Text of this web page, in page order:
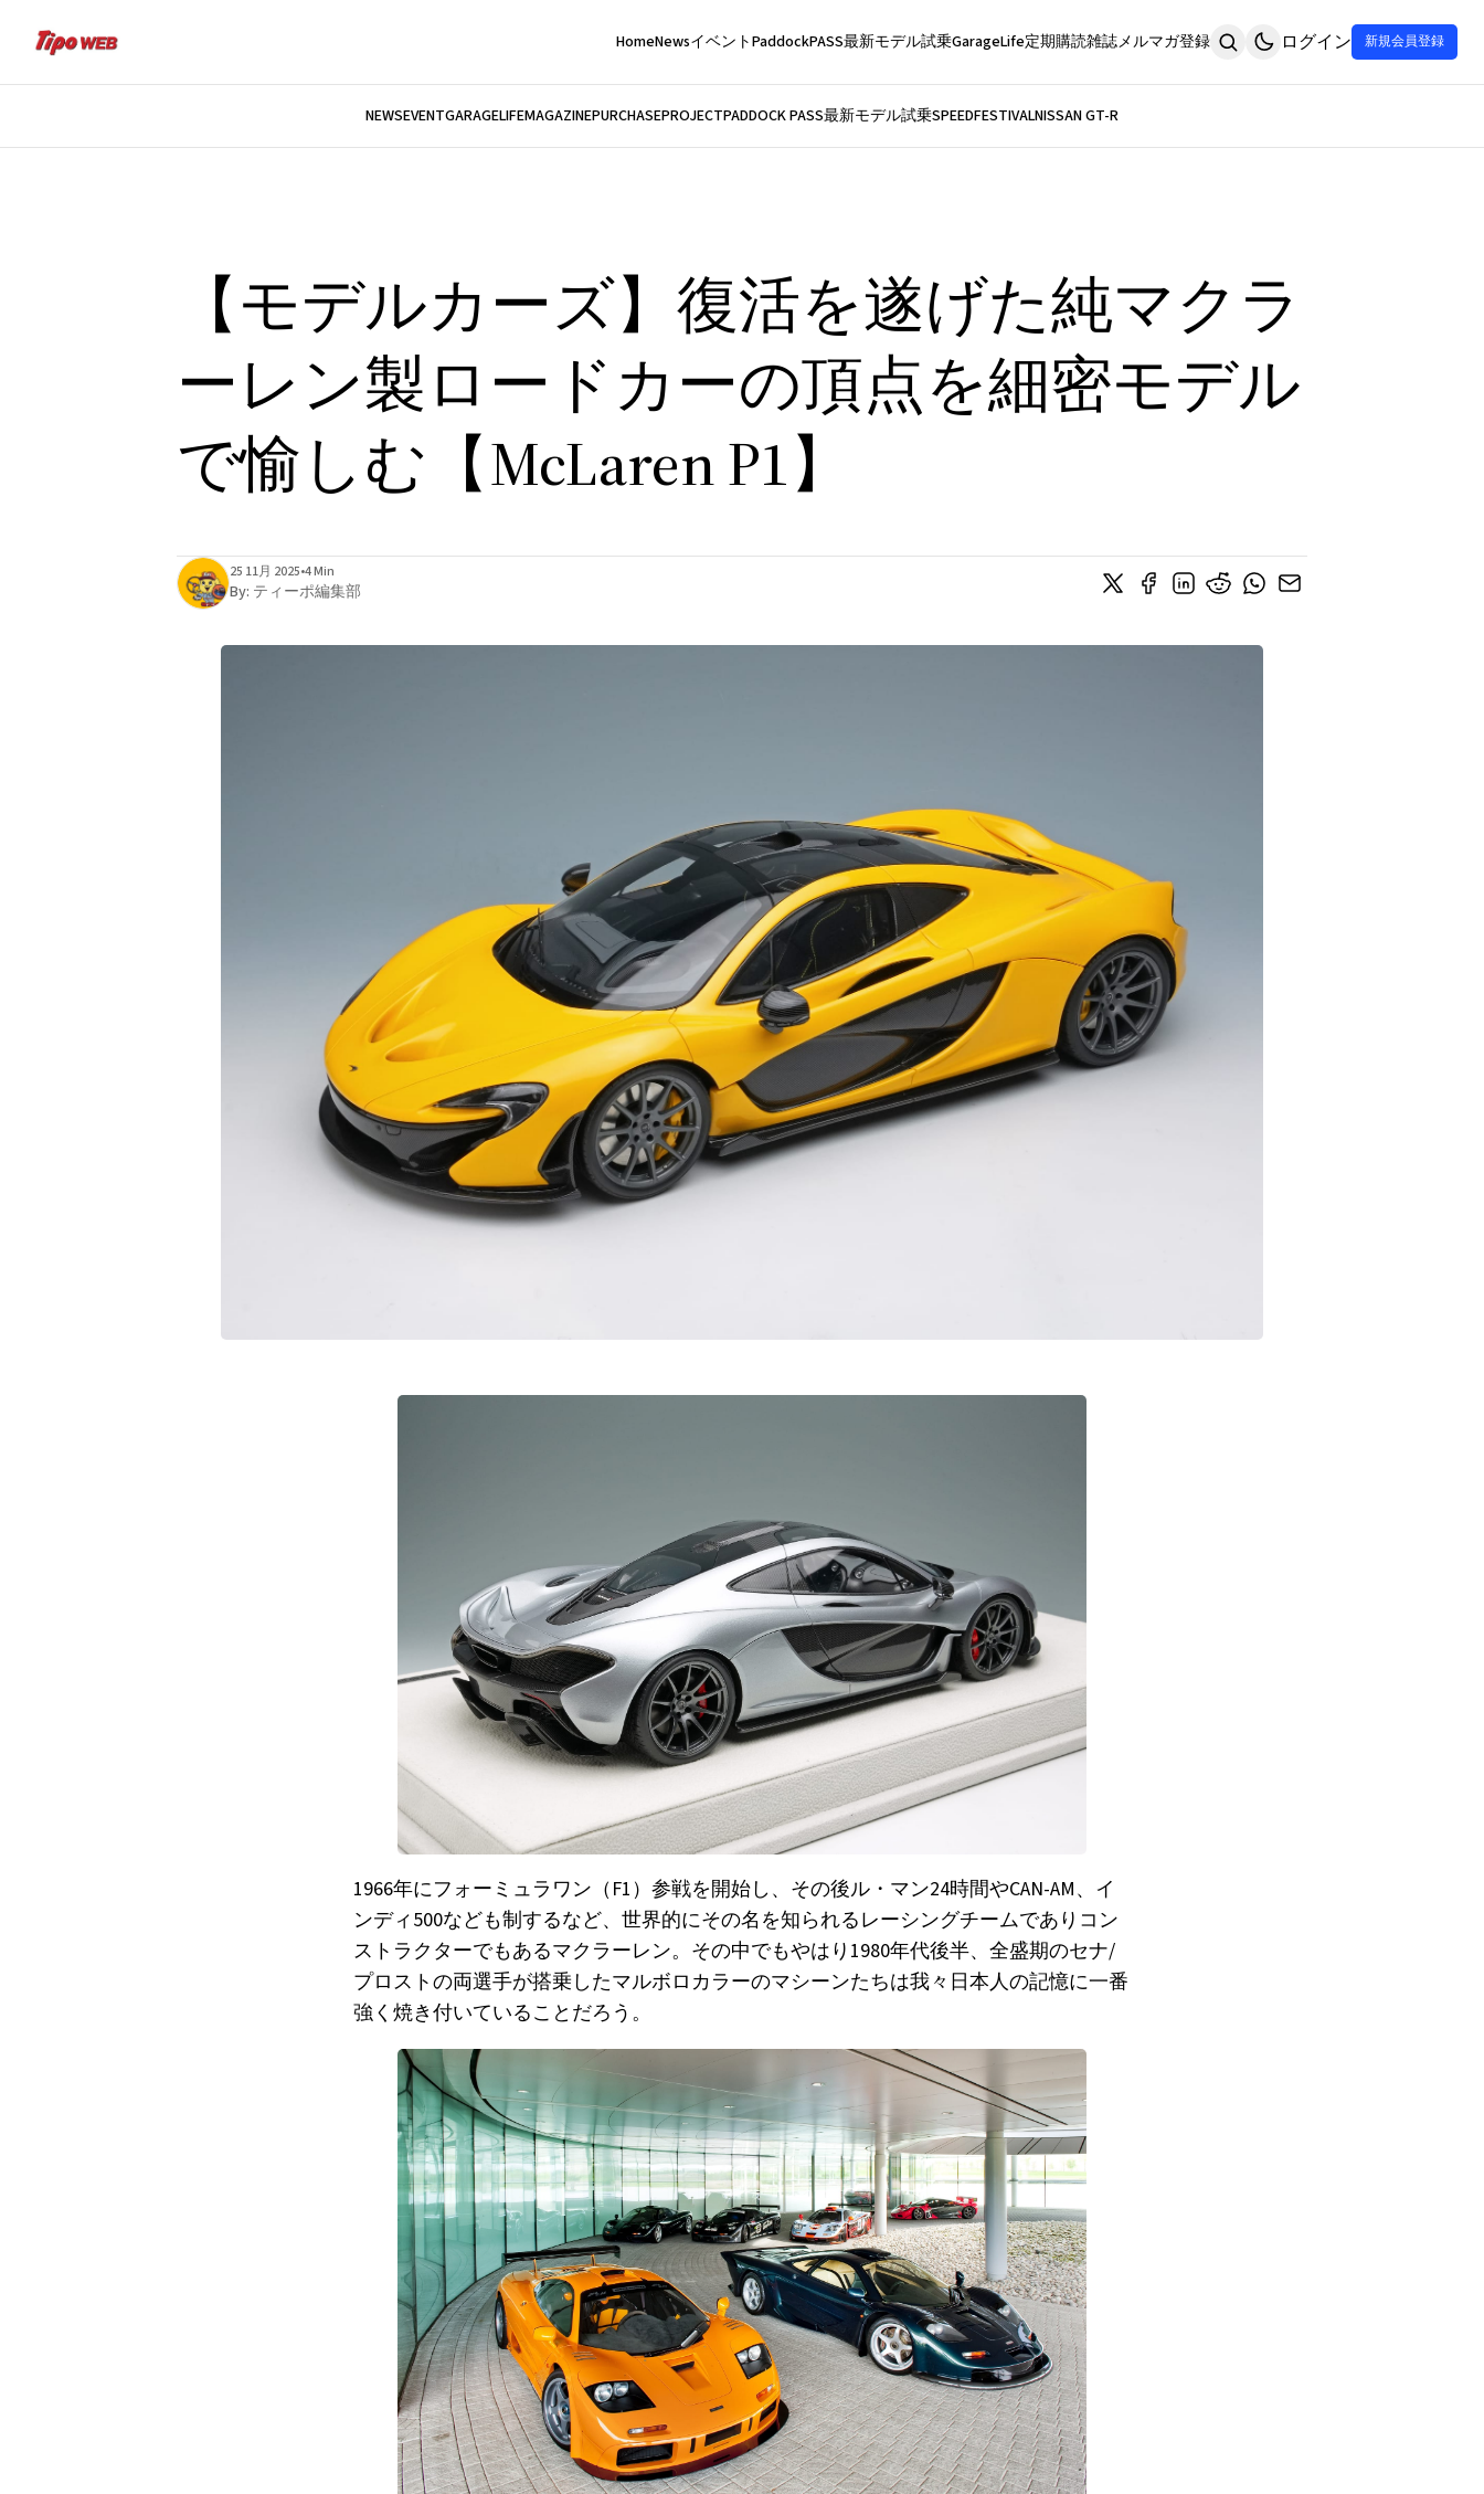
HomeNewsイベントPaddockPASS最新モデル試乗GarageLife定期購読雑誌メルマガ登録 ログイン 新規会員登録
NEWSEVENTGARAGELIFEMAGAZINEPURCHASEPROJECTPADDOCK PASS最新モデル試乗SPEEDFESTIVALNISSAN GT-R
【モデルカーズ】復活を遂げた純マクラ
ーレン製ロードカーの頂点を細密モデル
で愉しむ【McLaren P1】
25 11月 2025•4 Min
By: ティーポ編集部
1966年にフォーミュラワン（F1）参戦を開始し、その後ル・マン24時間やCAN-AM、イ
ンディ500なども制するなど、世界的にその名を知られるレーシングチームでありコン
ストラクターでもあるマクラーレン。その中でもやはり1980年代後半、全盛期のセナ/
プロストの両選手が搭乗したマルボロカラーのマシーンたちは我々日本人の記憶に一番
強く焼き付いていることだろう。